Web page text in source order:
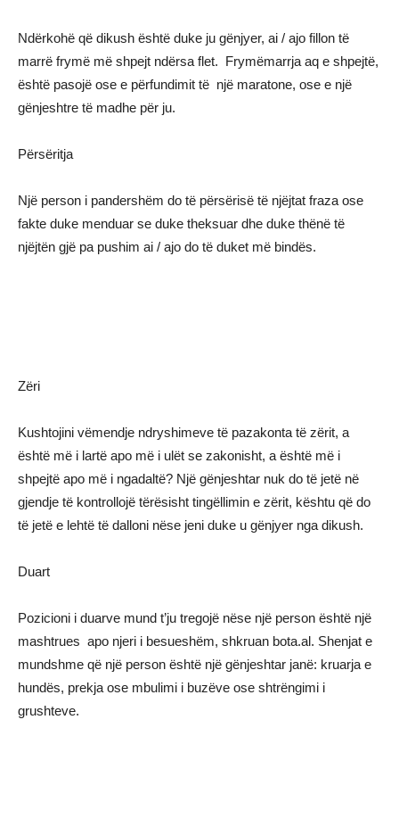
Ndërkohë që dikush është duke ju gënjyer, ai / ajo fillon të
marrë frymë më shpejt ndërsa flet. Frymëmarrja aq e shpejtë,
është pasojë ose e përfundimit të një maratone, ose e një
gënjeshtre të madhe për ju.
Përsëritja
Një person i pandershëm do të përsërisë të njëjtat fraza ose
fakte duke menduar se duke theksuar dhe duke thënë të
njëjtën gjë pa pushim ai / ajo do të duket më bindës.
Zëri
Kushtojini vëmendje ndryshimeve të pazakonta të zërit, a
është më i lartë apo më i ulët se zakonisht, a është më i
shpejtë apo më i ngadaltë? Një gënjeshtar nuk do të jetë në
gjendje të kontrollojë tërësisht tingëllimin e zërit, kështu që do
të jetë e lehtë të dalloni nëse jeni duke u gënjyer nga dikush.
Duart
Pozicioni i duarve mund t’ju tregojë nëse një person është një
mashtrues apo njeri i besueshëm, shkruan bota.al. Shenjat e
mundshme që një person është një gënjeshtar janë: kruarja e
hundës, prekja ose mbulimi i buzëve ose shtrëngimi i
grushteve.